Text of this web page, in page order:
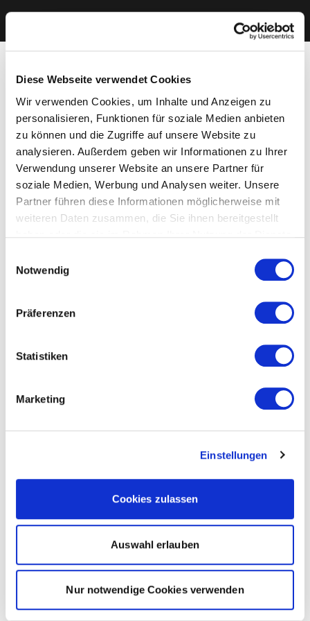
Diese Webseite verwendet Cookies
Wir verwenden Cookies, um Inhalte und Anzeigen zu
personalisieren, Funktionen für soziale Medien anbieten
zu können und die Zugriffe auf unsere Website zu
analysieren. Außerdem geben wir Informationen zu Ihrer
Verwendung unserer Website an unsere Partner für
soziale Medien, Werbung und Analysen weiter. Unsere
Partner führen diese Informationen möglicherweise mit
weiteren Daten zusammen, die Sie ihnen bereitgestellt
Cookies, wenn Sie unsere Webseite weiterhin nutzen.
Notwendig
Präferenzen
Statistiken
Marketing
Einstellungen
Cookies zulassen
Auswahl erlauben
Nur notwendige Cookies verwenden